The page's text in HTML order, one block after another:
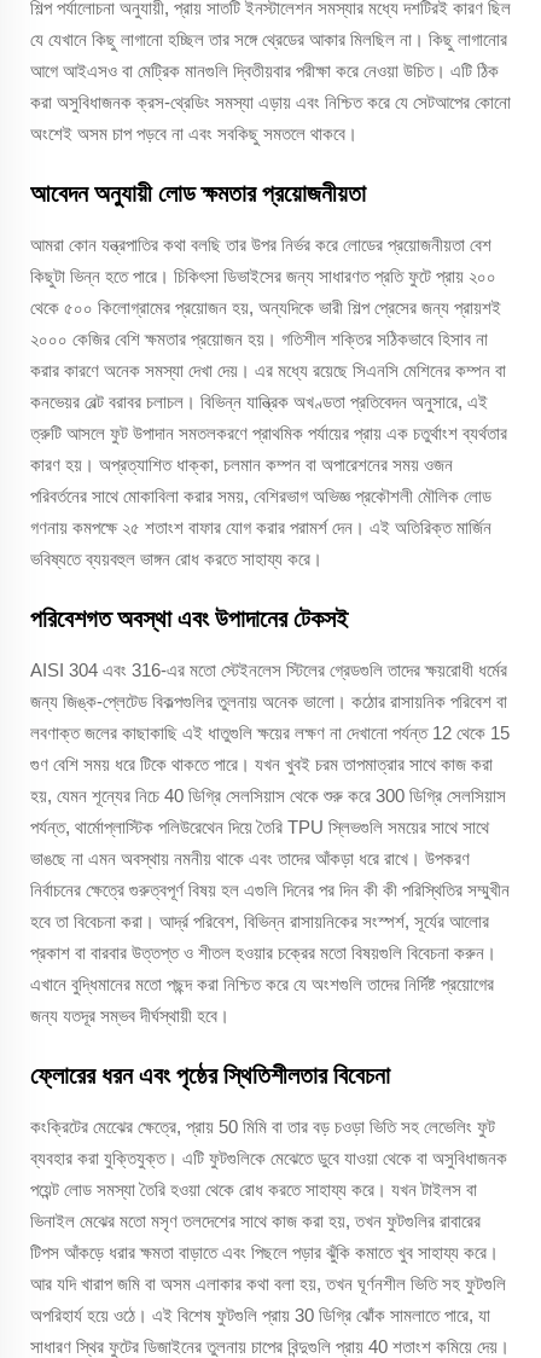
শিল্প পর্যালোচনা অনুযায়ী, প্রায় সাতটি ইনস্টালেশন সমস্যার মধ্যে দশটিরই কারণ ছিল
যে যেখানে কিছু লাগানো হচ্ছিল তার সঙ্গে থ্রেডের আকার মিলছিল না। কিছু লাগানোর
আগে আইএসও বা মেট্রিক মানগুলি দ্বিতীয়বার পরীক্ষা করে নেওয়া উচিত। এটি ঠিক
করা অসুবিধাজনক ক্রস-থ্রেডিং সমস্যা এড়ায় এবং নিশ্চিত করে যে সেটআপের কোনো
অংশেই অসম চাপ পড়বে না এবং সবকিছু সমতলে থাকবে।
আবেদন অনুযায়ী লোড ক্ষমতার প্রয়োজনীয়তা
আমরা কোন যন্ত্রপাতির কথা বলছি তার উপর নির্ভর করে লোডের প্রয়োজনীয়তা বেশ
কিছুটা ভিন্ন হতে পারে। চিকিৎসা ডিভাইসের জন্য সাধারণত প্রতি ফুটে প্রায় ২০০
থেকে ৫০০ কিলোগ্রামের প্রয়োজন হয়, অন্যদিকে ভারী শিল্প প্রেসের জন্য প্রায়শই
২০০০ কেজির বেশি ক্ষমতার প্রয়োজন হয়। গতিশীল শক্তির সঠিকভাবে হিসাব না
করার কারণে অনেক সমস্যা দেখা দেয়। এর মধ্যে রয়েছে সিএনসি মেশিনের কম্পন বা
কনভেয়র বেল্ট বরাবর চলাচল। বিভিন্ন যান্ত্রিক অখণ্ডতা প্রতিবেদন অনুসারে, এই
ত্রুটি আসলে ফুট উপাদান সমতলকরণে প্রাথমিক পর্যায়ের প্রায় এক চতুর্থাংশ ব্যর্থতার
কারণ হয়। অপ্রত্যাশিত ধাক্কা, চলমান কম্পন বা অপারেশনের সময় ওজন
পরিবর্তনের সাথে মোকাবিলা করার সময়, বেশিরভাগ অভিজ্ঞ প্রকৌশলী মৌলিক লোড
গণনায় কমপক্ষে ২৫ শতাংশ বাফার যোগ করার পরামর্শ দেন। এই অতিরিক্ত মার্জিন
ভবিষ্যতে ব্যয়বহুল ভাঙ্গন রোধ করতে সাহায্য করে।
পরিবেশগত অবস্থা এবং উপাদানের টেকসই
AISI 304 এবং 316-এর মতো স্টেইনলেস স্টিলের গ্রেডগুলি তাদের ক্ষয়রোধী ধর্মের
জন্য জিঙ্ক-প্লেটেড বিকল্পগুলির তুলনায় অনেক ভালো। কঠোর রাসায়নিক পরিবেশ বা
লবণাক্ত জলের কাছাকাছি এই ধাতুগুলি ক্ষয়ের লক্ষণ না দেখানো পর্যন্ত 12 থেকে 15
গুণ বেশি সময় ধরে টিকে থাকতে পারে। যখন খুবই চরম তাপমাত্রার সাথে কাজ করা
হয়, যেমন শূন্যের নিচে 40 ডিগ্রি সেলসিয়াস থেকে শুরু করে 300 ডিগ্রি সেলসিয়াস
পর্যন্ত, থার্মোপ্লাস্টিক পলিউরেথেন দিয়ে তৈরি TPU স্লিভগুলি সময়ের সাথে সাথে
ভাঙছে না এমন অবস্থায় নমনীয় থাকে এবং তাদের আঁকড়া ধরে রাখে। উপকরণ
নির্বাচনের ক্ষেত্রে গুরুত্বপূর্ণ বিষয় হল এগুলি দিনের পর দিন কী কী পরিস্থিতির সম্মুখীন
হবে তা বিবেচনা করা। আর্দ্র পরিবেশ, বিভিন্ন রাসায়নিকের সংস্পর্শ, সূর্যের আলোর
প্রকাশ বা বারবার উত্তপ্ত ও শীতল হওয়ার চক্রের মতো বিষয়গুলি বিবেচনা করুন।
এখানে বুদ্ধিমানের মতো পছন্দ করা নিশ্চিত করে যে অংশগুলি তাদের নির্দিষ্ট প্রয়োগের
জন্য যতদূর সম্ভব দীর্ঘস্থায়ী হবে।
ফ্লোরের ধরন এবং পৃষ্ঠের স্থিতিশীলতার বিবেচনা
কংক্রিটের মেঝেের ক্ষেত্রে, প্রায় 50 মিমি বা তার বড় চওড়া ভিতি সহ লেভেলিং ফুট
ব্যবহার করা যুক্তিযুক্ত। এটি ফুটগুলিকে মেঝেতে ডুবে যাওয়া থেকে বা অসুবিধাজনক
পয়েন্ট লোড সমস্যা তৈরি হওয়া থেকে রোধ করতে সাহায্য করে। যখন টাইলস বা
ভিনাইল মেঝের মতো মসৃণ তলদেশের সাথে কাজ করা হয়, তখন ফুটগুলির রাবারের
টিপস আঁকড়ে ধরার ক্ষমতা বাড়াতে এবং পিছলে পড়ার ঝুঁকি কমাতে খুব সাহায্য করে।
আর যদি খারাপ জমি বা অসম এলাকার কথা বলা হয়, তখন ঘূর্ণনশীল ভিতি সহ ফুটগুলি
অপরিহার্য হয়ে ওঠে। এই বিশেষ ফুটগুলি প্রায় 30 ডিগ্রি ঝোঁক সামলাতে পারে, যা
সাধারণ স্থির ফুটের ডিজাইনের তুলনায় চাপের বিন্দুগুলি প্রায় 40 শতাংশ কমিয়ে দেয়।